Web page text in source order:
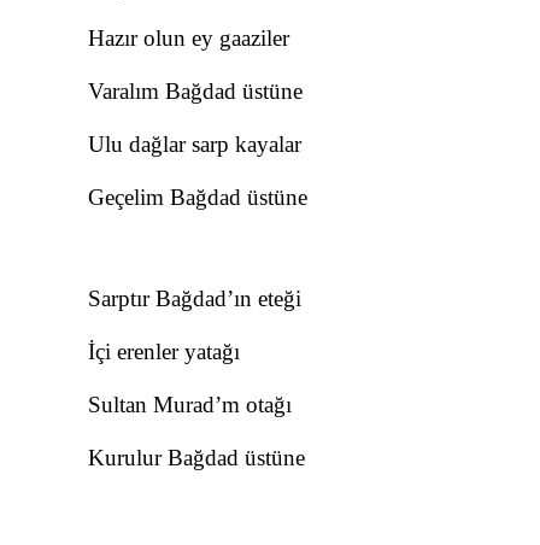
Hazır olun ey gaaziler
Varalım Bağdad üstüne
Ulu dağlar sarp kayalar
Geçelim Bağdad üstüne
Sarptır Bağdad’ın eteği
İçi erenler yatağı
Sultan Murad’m otağı
Kurulur Bağdad üstüne